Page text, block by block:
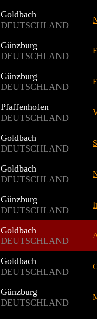
Goldbach
DEUTSCHLAND
Günzburg
DEUTSCHLAND
Günzburg
DEUTSCHLAND
Pfaffenhofen
DEUTSCHLAND
Goldbach
DEUTSCHLAND
Goldbach
DEUTSCHLAND
Günzburg
DEUTSCHLAND
Goldbach
DEUTSCHLAND
Goldbach
DEUTSCHLAND
Günzburg
DEUTSCHLAND